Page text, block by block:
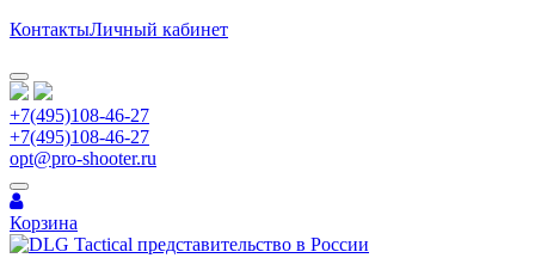
КонтактыЛичный кабинет
+7(495)108-46-27
+7(495)108-46-27
opt@pro-shooter.ru
Корзина